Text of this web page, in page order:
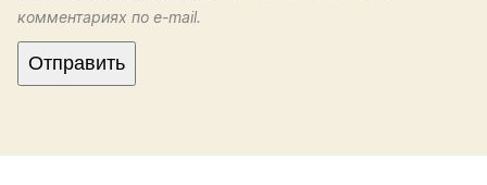
комментариях по e-mail.